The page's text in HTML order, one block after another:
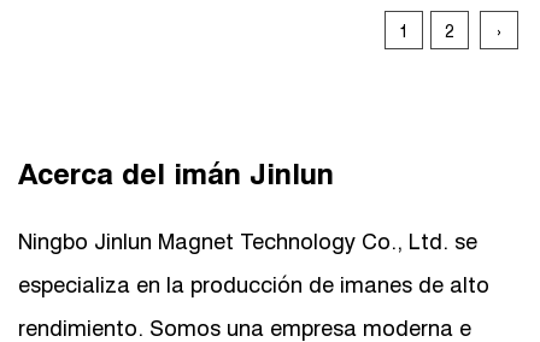
1 2 ›
Acerca del imán Jinlun
Ningbo Jinlun Magnet Technology Co., Ltd. se
especializa en la producción de imanes de alto
rendimiento. Somos una empresa moderna e